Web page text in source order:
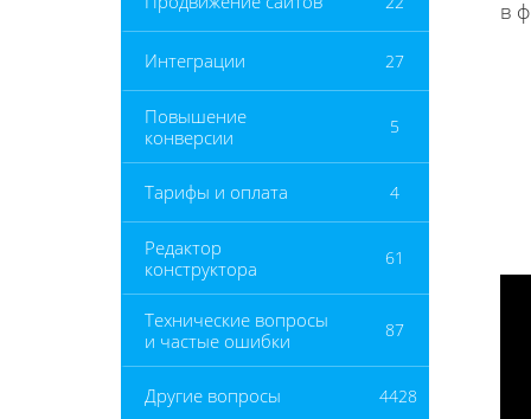
Интеграции 27
Повышение
конверсии
5
Тарифы и оплата 4
Редактор
конструктора
61
Технические вопросы
и частые ошибки
87
Другие вопросы 4428
в